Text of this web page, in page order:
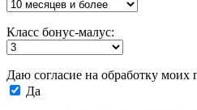
Класс бонус-малус:
Даю согласие на обработку моих
Да